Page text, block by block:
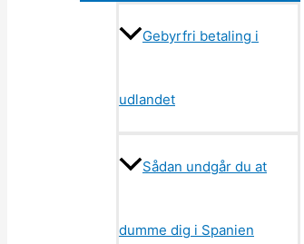
Gebyrfri betaling i
udlandet
Sådan undgår du at
dumme dig i Spanien